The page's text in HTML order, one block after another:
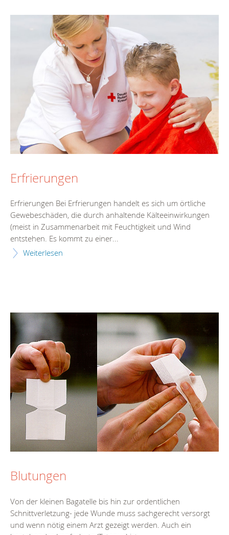
Erfrierungen
Erfrierungen Bei Erfrierungen handelt es sich um örtliche
Gewebeschäden, die durch anhaltende Kälteeinwirkungen
(meist in Zusammenarbeit mit Feuchtigkeit und Wind
entstehen. Es kommt zu einer...
Weiterlesen
Blutungen
Von der kleinen Bagatelle bis hin zur ordentlichen
Schnittverletzung- jede Wunde muss sachgerecht versorgt
und wenn nötig einem Arzt gezeigt werden. Auch ein